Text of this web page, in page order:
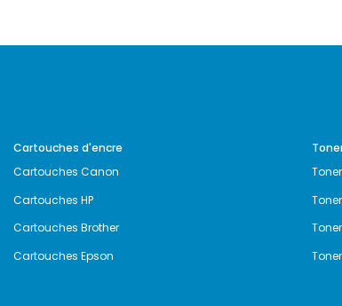
Cartouches d'encre
Cartouches Canon
Cartouches HP
Cartouches Brother
Cartouches Epson